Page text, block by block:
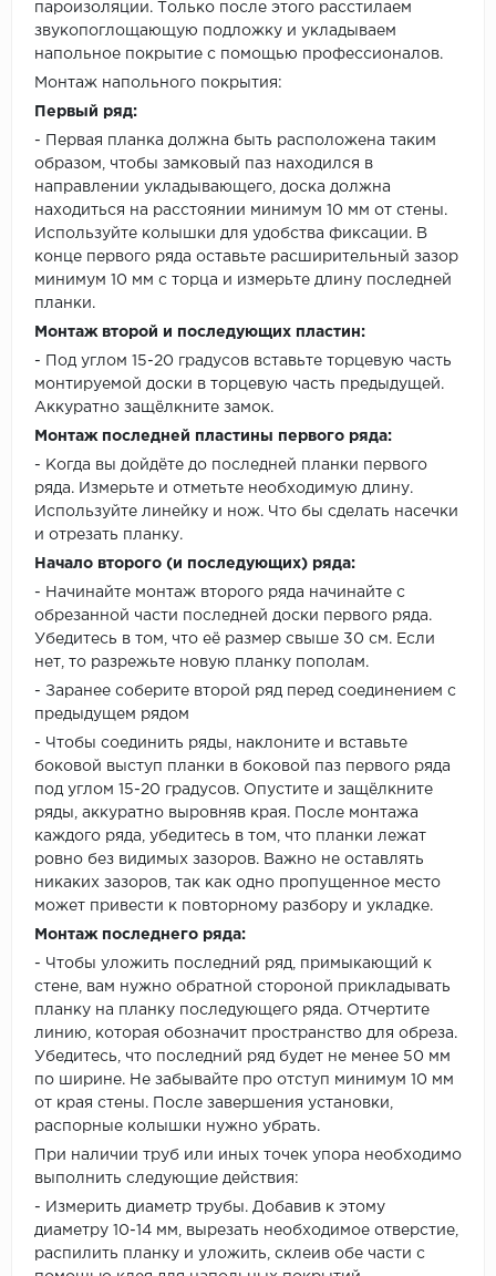
пароизоляции. Только после этого расстилаем
звукопоглощающую подложку и укладываем
напольное покрытие с помощью профессионалов.
Монтаж напольного покрытия:
Первый ряд:
- Первая планка должна быть расположена таким
образом, чтобы замковый паз находился в
направлении укладывающего, доска должна
находиться на расстоянии минимум 10 мм от стены.
Используйте колышки для удобства фиксации. В
конце первого ряда оставьте расширительный зазор
минимум 10 мм с торца и измерьте длину последней
планки.
Монтаж второй и последующих пластин:
- Под углом 15-20 градусов вставьте торцевую часть
монтируемой доски в торцевую часть предыдущей.
Аккуратно защёлкните замок.
Монтаж последней пластины первого ряда:
- Когда вы дойдёте до последней планки первого
ряда. Измерьте и отметьте необходимую длину.
Используйте линейку и нож. Что бы сделать насечки
и отрезать планку.
Начало второго (и последующих) ряда:
- Начинайте монтаж второго ряда начинайте с
обрезанной части последней доски первого ряда.
Убедитесь в том, что её размер свыше 30 см. Если
нет, то разрежьте новую планку пополам.
- Заранее соберите второй ряд перед соединением с
предыдущем рядом
- Чтобы соединить ряды, наклоните и вставьте
боковой выступ планки в боковой паз первого ряда
под углом 15-20 градусов. Опустите и защёлкните
ряды, аккуратно выровняв края. После монтажа
каждого ряда, убедитесь в том, что планки лежат
ровно без видимых зазоров. Важно не оставлять
никаких зазоров, так как одно пропущенное место
может привести к повторному разбору и укладке.
Монтаж последнего ряда:
- Чтобы уложить последний ряд, примыкающий к
стене, вам нужно обратной стороной прикладывать
планку на планку последующего ряда. Отчертите
линию, которая обозначит пространство для обреза.
Убедитесь, что последний ряд будет не менее 50 мм
по ширине. Не забывайте про отступ минимум 10 мм
от края стены. После завершения установки,
распорные колышки нужно убрать.
При наличии труб или иных точек упора необходимо
выполнить следующие действия:
- Измерить диаметр трубы. Добавив к этому
диаметру 10-14 мм, вырезать необходимое отверстие,
распилить планку и уложить, склеив обе части с